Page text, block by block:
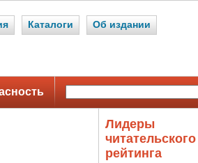
Каталоги Об издании
Лидеры
читательского
рейтинга